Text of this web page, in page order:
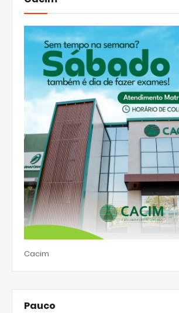
Cacim
Pauco